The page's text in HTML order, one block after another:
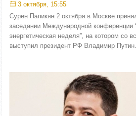
3 октября, 15:55
Сурен Папикян 2 октября в Москве
заседании Международной конференции
энергетическая неделя”, на котором со
выступил президент РФ Владимир Путин.